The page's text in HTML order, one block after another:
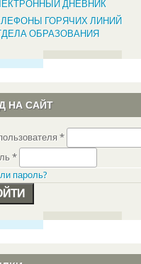
ДНЕВНИК
ГОРЯЧИХ ЛИНИЙ
ОБРАЗОВАНИЯ
НА САЙТ
*
*
пароль?